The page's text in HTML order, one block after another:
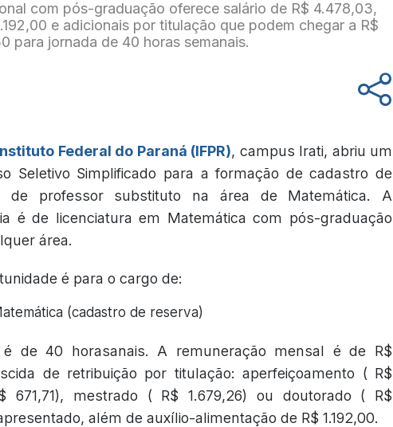
com pós-graduação oferece salário de R$ 4.478,03,
e adicionais por titulação que podem chegar a R$
para jornada de 40 horas semanais.
Federal do Paraná (IFPR), campus Irati, abriu um
Seletivo Simplificado para a formação de cadastro de
de professor substituto na área de Matemática. A
é de licenciatura em Matemática com pós-graduação
área.
é para o cargo de:
(cadastro de reserva)
de 40 horasanais. A remuneração mensal é de R$
de retribuição por titulação: aperfeiçoamento ( R$
671,71), mestrado ( R$ 1.679,26) ou doutorado ( R$
além de auxílio-alimentação de R$ 1.192,00.